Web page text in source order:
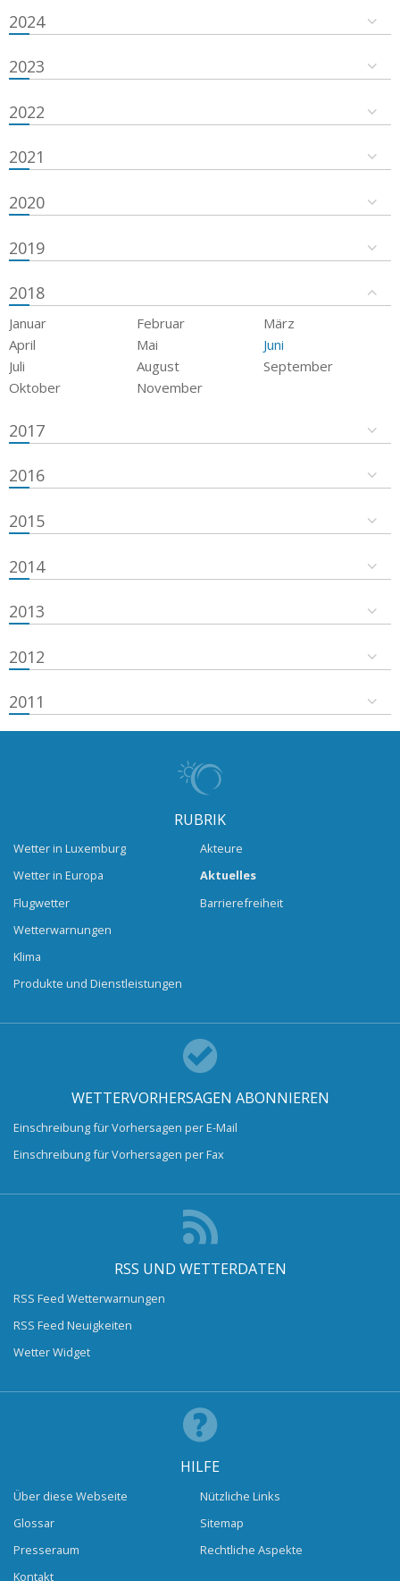
2024
2023
2022
2021
2020
2019
2018
Januar Februar
März
April
Mai
Juni
Juli
August
September
Oktober
November
2017
2016
2015
2014
2013
2012
2011
RUBRIK
Wetter in Luxemburg
Wetter in Europa
Flugwetter
Wetterwarnungen
Klima
Produkte und Dienstleistungen
Akteure
Aktuelles
Barrierefreiheit
WETTERVORHERSAGEN ABONNIEREN
Einschreibung für Vorhersagen per E-Mail
Einschreibung für Vorhersagen per Fax
RSS UND WETTERDATEN
RSS Feed Wetterwarnungen
RSS Feed Neuigkeiten
Wetter Widget
HILFE
Über diese Webseite
Glossar
Presseraum
Kontakt
Nützliche Links
Sitemap
Rechtliche Aspekte